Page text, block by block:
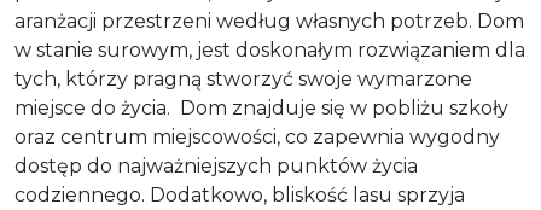
aranżacji przestrzeni według własnych potrzeb. Dom
w stanie surowym, jest doskonałym rozwiązaniem dla
tych, którzy pragną stworzyć swoje wymarzone
miejsce do życia. Dom znajduje się w pobliżu szkoły
oraz centrum miejscowości, co zapewnia wygodny
dostęp do najważniejszych punktów życia
codziennego. Dodatkowo, bliskość lasu sprzyja